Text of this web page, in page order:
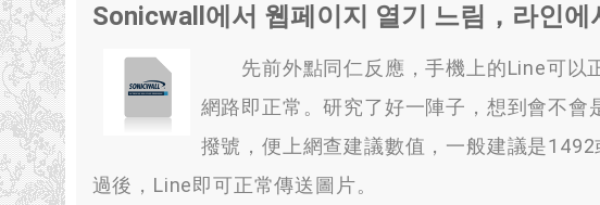
Sonicwall에서 웹페이지 열기 느림，라인에
先前外點同仁反應 ，手機上的Line可以
網路即正常 。研究了好一陣子 ， 想到會不會
撥號 ， 便上網查建議數值 ， 一般建議是
過後 ， Line即可正常傳送圖片。